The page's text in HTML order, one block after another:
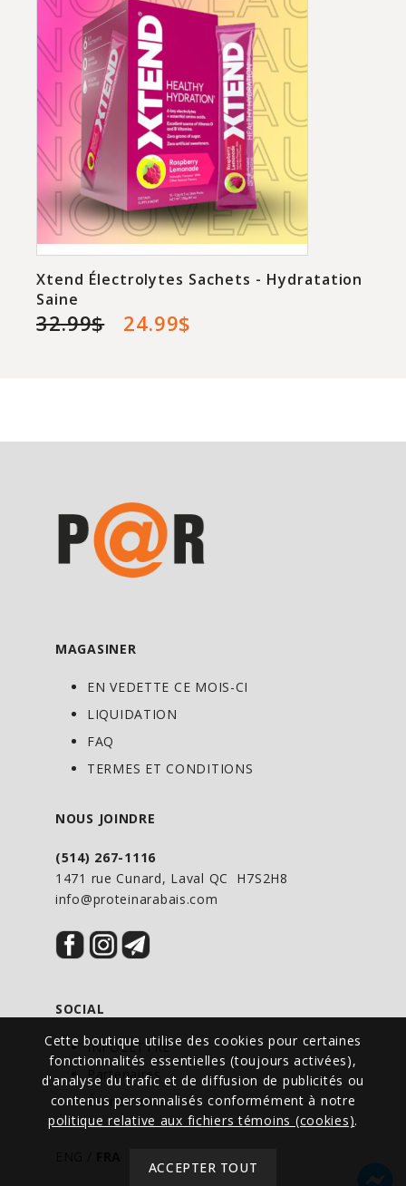
Cette boutique utilise des cookies pour certaines
fonctionnalités essentielles (toujours activées),
d'analyse du trafic et de diffusion de publicités ou
contenus personnalisés conformément à notre
politique relative aux fichiers témoins (cookies).
ACCEPTER TOUT
Xtend Électrolytes Sachets - Hydratation
Saine
32.99$ 24.99$
MAGASINER
EN VEDETTE CE MOIS-CI
LIQUIDATION
FAQ
TERMES ET CONDITIONS
NOUS JOINDRE
(514) 267-1116
1471 rue Cunard, Laval QC H7S2H8
info@proteinarabais.com
SOCIAL
INFOLETTRE
Partenaires
Événements